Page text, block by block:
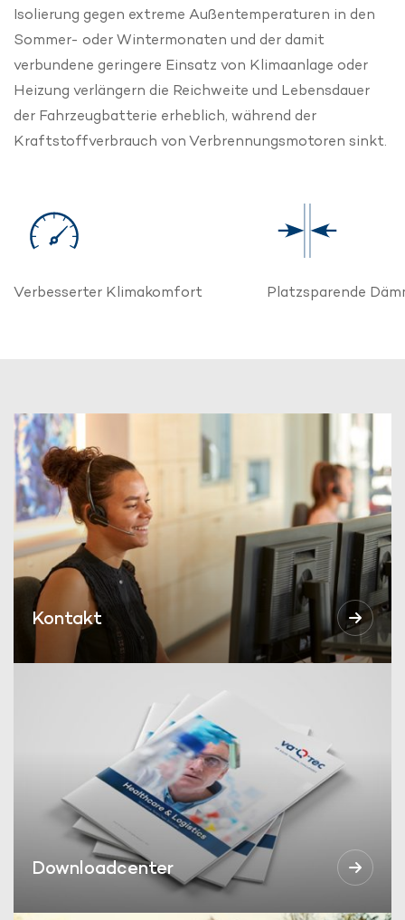
Isolierung gegen extreme Außentemperaturen in den
Sommer- oder Wintermonaten und der damit
verbundene geringere Einsatz von Klimaanlage oder
Heizung verlängern die Reichweite und Lebensdauer
der Fahrzeugbatterie erheblich, während der
Kraftstoffverbrauch von Verbrennungsmotoren sinkt.
Verbesserter Klimakomfort Platzsparende
Kontakt
Downloadcenter